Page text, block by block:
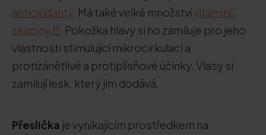
antioxidanty. Má také velké množstvívitaminů
skupiny B. Pokožka hlavy si ho zamiluje pro jeho
vlastnosti stimulující mikrocirkulaci a
protizánětlivé a protiplísňové účinky. Vlasy si
zamilují lesk, který jim dodává.
Přeslička je vynikajícím prostředkem na